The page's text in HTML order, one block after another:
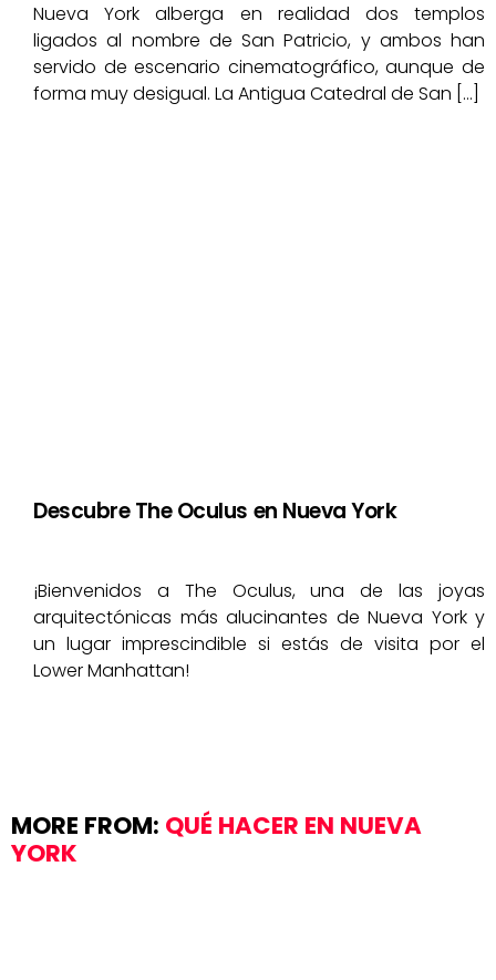
Nueva York alberga en realidad dos templos
ligados al nombre de San Patricio, y ambos han
servido de escenario cinematográfico, aunque de
forma muy desigual. La Antigua Catedral de San […]
Descubre The Oculus en Nueva York
¡Bienvenidos a The Oculus, una de las joyas
arquitectónicas más alucinantes de Nueva York y
un lugar imprescindible si estás de visita por el
Lower Manhattan!
MORE FROM: QUÉ HACER EN NUEVA
YORK